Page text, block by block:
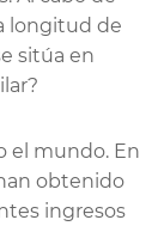
longitud de
sitúa en
el mundo. En
obtenido
ingresos